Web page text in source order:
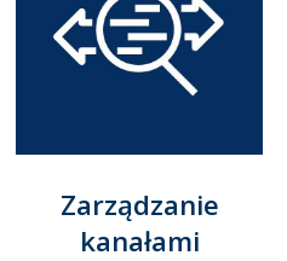
Zarządzanie
kanałami